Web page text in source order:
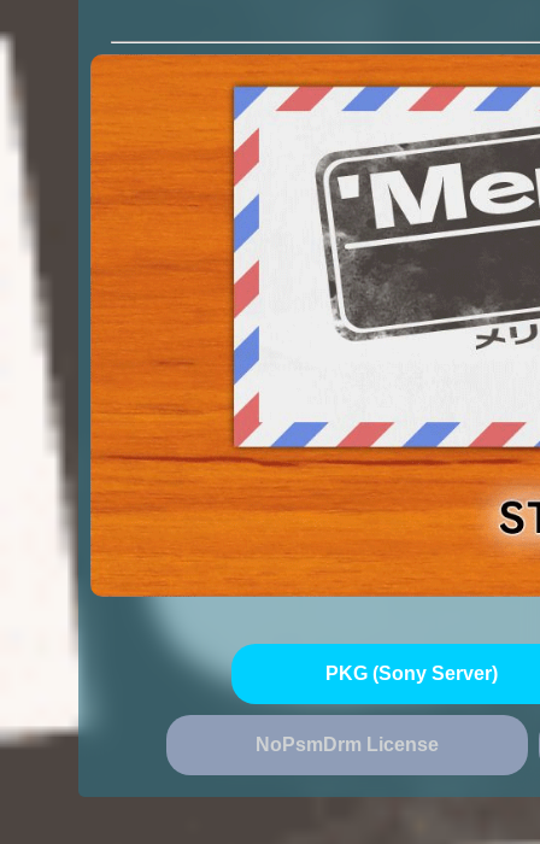
PKG (Sony Server)
NoPsmDrm License